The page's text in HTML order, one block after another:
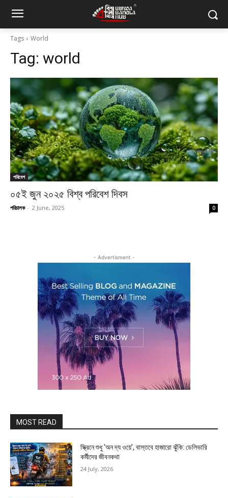
Tags World
Tag: world
পরিবেশ
০৫ই জুন ২০২৫ বিশ্ব পরিবেশ দিবস
পরিচালক - 2 June, 2025 0
- Advertisment -
MOST READ
স্ক্রিনে শুধু ‘অন দ্য ওয়ে’, বাস্তবে হাজারো ঝুঁকি: ডেলিভারি
কর্মীদের জীবনকথা
24 July, 2026